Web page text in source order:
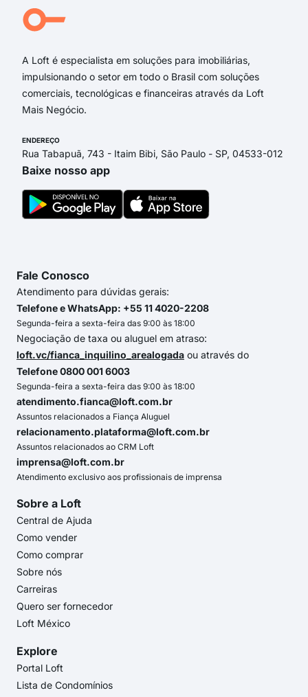
A Loft é especialista em soluções para imobiliárias,
impulsionando o setor em todo o Brasil com soluções
comerciais, tecnológicas e financeiras através da Loft
Mais Negócio.
ENDEREÇO
Rua Tabapuã, 743 - Itaim Bibi, São Paulo - SP, 04533-012
Baixe nosso app
Fale Conosco
Atendimento para dúvidas gerais:
Telefone e WhatsApp: +55 11 4020-2208
Segunda-feira a sexta-feira das 9:00 às 18:00
Negociação de taxa ou aluguel em atraso:
loft.vc/fianca_inquilino_arealogada ou através do
Telefone 0800 001 6003
Segunda-feira a sexta-feira das 9:00 às 18:00
atendimento.fianca@loft.com.br
Assuntos relacionados a Fiança Aluguel
relacionamento.plataforma@loft.com.br
Assuntos relacionados ao CRM Loft
imprensa@loft.com.br
Atendimento exclusivo aos profissionais de imprensa
Sobre a Loft
Central de Ajuda
Como vender
Como comprar
Sobre nós
Carreiras
Quero ser fornecedor
Loft México
Explore
Portal Loft
Lista de Condomínios